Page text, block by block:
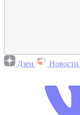
Дзен Новости